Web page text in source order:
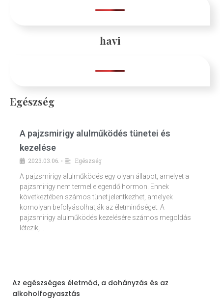
havi
Egészség
A pajzsmirigy alulműködés tünetei és
kezelése
2023.03.06. •
Egészség
A pajzsmirigy alulműködés egy olyan állapot, amelyet a
pajzsmirigy nem termel elegendő hormon. Ennek
következtében számos tünet jelentkezhet, amelyek
komolyan befolyásolhatják az életminőséget. A
pajzsmirigy alulműködés kezelésére számos megoldás
létezik, …
Az egészséges életmód, a dohányzás és az
alkoholfogyasztás